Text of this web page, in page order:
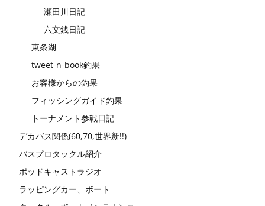
瀬田川日記
六文銭日記
東条湖
tweet-n-book釣果
お客様からの釣果
フィッシングガイド釣果
トーナメント参戦日記
デカバス関係(60,70,世界新!!)
バスプロタックル紹介
ポッドキャストラジオ
ラッピングカー、ボート